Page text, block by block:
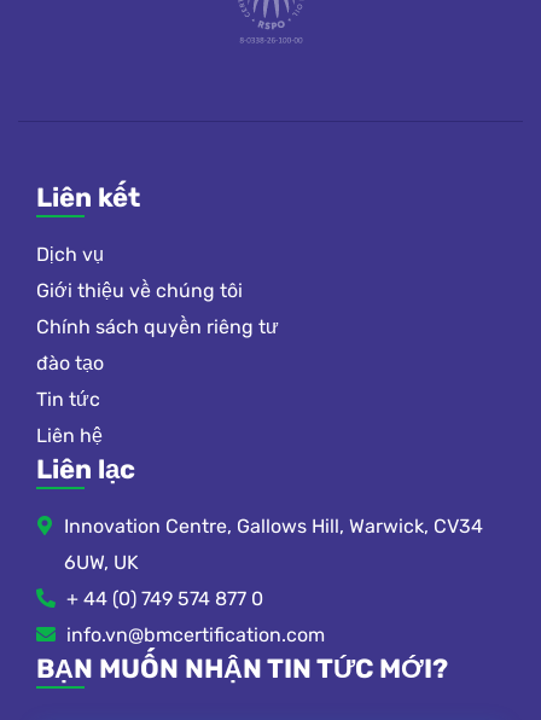
Liên kết
Dịch vụ
Giới thiệu về chúng tôi
Chính sách quyền riêng tư
đào tạo
Tin tức
Liên hệ
Liên lạc
Innovation Centre, Gallows Hill, Warwick, CV34
6UW, UK
+ 44 (0) 749 574 877 0
info.vn@bmcertification.com
BẠN MUỐN NHẬN TIN TỨC MỚI?